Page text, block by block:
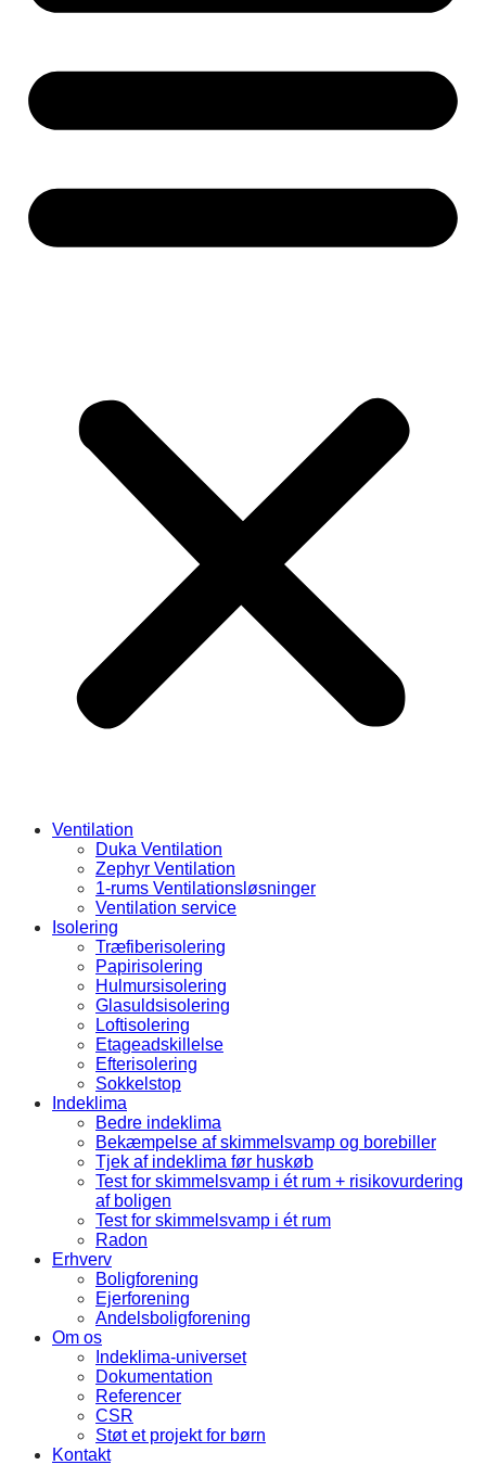
Ventilation
Duka Ventilation
Zephyr Ventilation
1-rums Ventilationsløsninger
Ventilation service
Isolering
Træfiberisolering
Papirisolering
Hulmursisolering
Glasuldsisolering
Loftisolering
Etageadskillelse
Efterisolering
Sokkelstop
Indeklima
Bedre indeklima
Bekæmpelse af skimmelsvamp og borebiller
Tjek af indeklima før huskøb
Test for skimmelsvamp i ét rum + risikovurdering
af boligen
Test for skimmelsvamp i ét rum
Radon
Erhverv
Boligforening
Ejerforening
Andelsboligforening
Om os
Indeklima-universet
Dokumentation
Referencer
CSR
Støt et projekt for børn
Kontakt